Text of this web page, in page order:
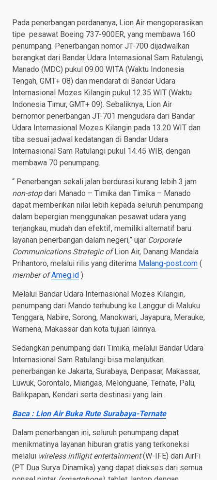
Pada penerbangan perdananya, Lion Air mengoperasikan
tipe pesawat Boeing 737-900ER, yang membawa 160
penumpang. Penerbangan nomor JT-700 dijadwalkan
berangkat dari Bandar Udara Internasional Sam Ratulangi,
Manado (MDC) pukul 09.00 WITA (Waktu Indonesia
Tengah, GMT+ 08) dan mendarat di Bandar Udara
Internasional Mozes Kilangin pukul 12.35 WIT (Waktu
Indonesia Timur, GMT+ 09). Sebaliknya, Lion Air
bernomor penerbangan JT-701 mengudara dari Bandar
Udara Internasional Mozes Kilangin pada 13.20 WIT dan
tiba sesuai jadwal kedatangan di Bandar Udara
Internasional Sam Ratulangi pukul 14.45 WIB, dengan
membawa 70 penumpang.
“ Penerbangan sekali jalan berdurasi kurang lebih 3 jam
non-stopdari Manado – Timika dan Timika – Manado
dapat memberikan nilai lebih kepada seluruh penumpang
dalam bepergian menggunakan pesawat udara yang
terjangkau, mudah dan efektif, memiliki alternatif baru
layanan penerbangan dalam negeri,” ujar Corporate
Communications Strategic ofLion Air, Danang Mandala
Prihantoro, melalui rilis yang diterima Malang-post.com (
member of Ameg.id )
Melalui Bandar Udara Internasional Mozes Kilangin,
penumpang dari Mando terhubung ke Langgur di Maluku
Tenggara, Nabire, Sorong, Manokwari, Jayapura, Merauke,
Wamena, Makassar dan kota tujuan lainnya.
Sedangkan penumpang dari Timika, melalui Bandar Udara
Internasional Sam Ratulangi bisa melanjutkan
penerbangan ke Jakarta, Surabaya, Denpasar, Makassar,
Luwuk, Gorontalo, Miangas, Melonguane, Ternate, Palu,
Balikpapan, Kendari serta destinasi yang lain.
Baca : Lion Air Buka Rute Surabaya-Ternate
Dalam penerbangan ini, seluruh penumpang dapat
menikmatinya layanan hiburan gratis yang terkoneksi
melalui wireless inflight entertainment(W-IFE) dari AirFi
(PT Dua Surya Dinamika) yang dapat diakses dari semua